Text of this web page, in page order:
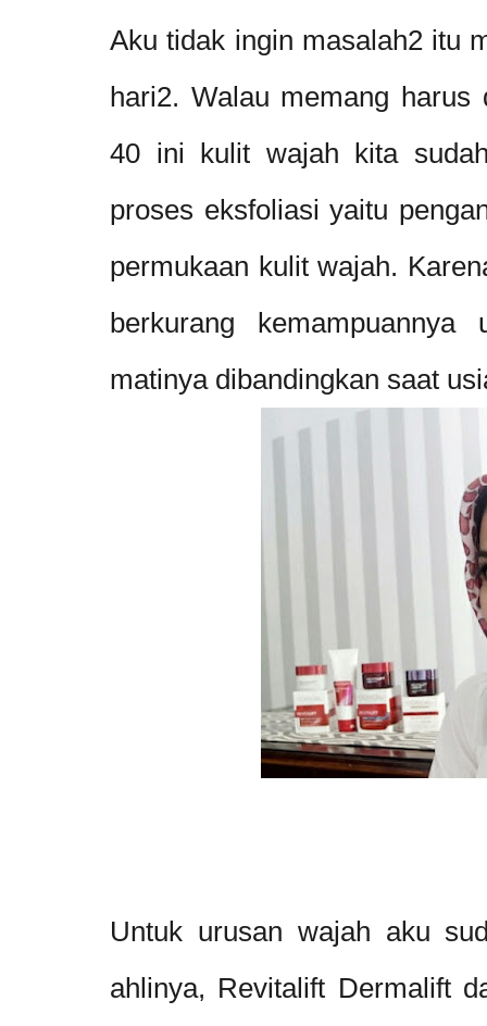
Aku tidak ingin masalah2 itu
hari2. Walau memang
40 ini kulit wajah kita
proses eksfoliasi yaitu
permukaan kulit wajah.
berkurang
matinya dibandingkan saat
Untuk urusan wajah aku
ahlinya, Revitalift Dermalift